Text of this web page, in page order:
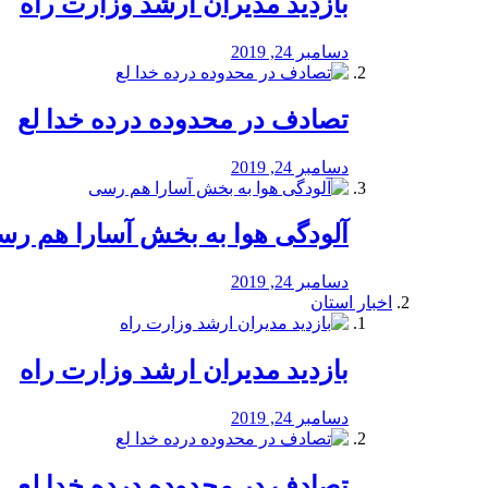
دسامبر 24, 2019
تصادف در محدوده درده خدا لع
دسامبر 24, 2019
آلودگی هوا به بخش آسارا هم
دسامبر 24, 2019
اخبار استان
بازدید مدیران ارشد وزارت راه
دسامبر 24, 2019